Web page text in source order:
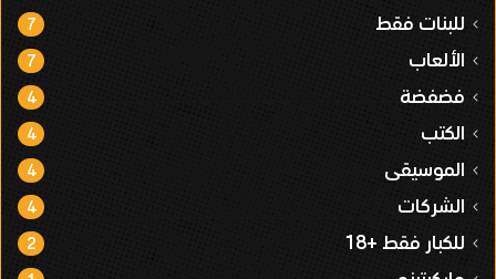
للبنات فقط 7
الألعاب 7
فضفضة 4
الكتب 4
الموسيقى 4
الشركات 4
للكبار فقط +18 2